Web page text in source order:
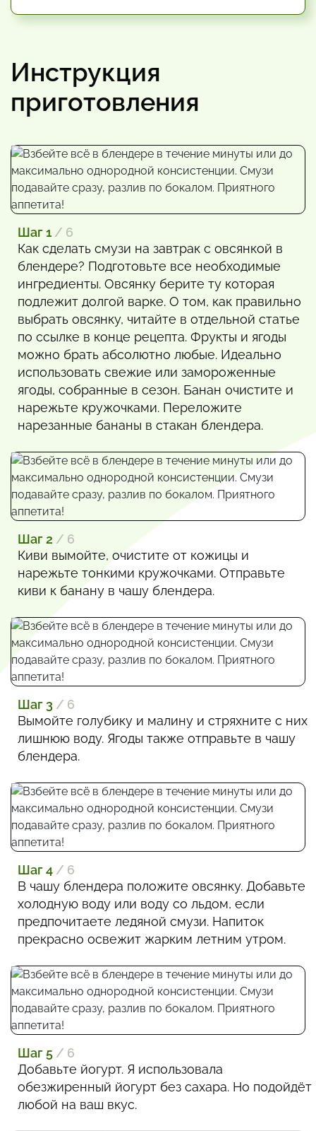
Инструкция
приготовления
Шаг 1 / 6
Как сделать смузи на завтрак с овсянкой в
блендере? Подготовьте все необходимые
ингредиенты. Овсянку берите ту которая
подлежит долгой варке. О том, как правильно
выбрать овсянку, читайте в отдельной статье
по ссылке в конце рецепта. Фрукты и ягоды
можно брать абсолютно любые. Идеально
использовать свежие или замороженные
ягоды, собранные в сезон. Банан очистите и
нарежьте кружочками. Переложите
нарезанные бананы в стакан блендера.
Шаг 2 / 6
Киви вымойте, очистите от кожицы и
нарежьте тонкими кружочками. Отправьте
киви к банану в чашу блендера.
Шаг 3 / 6
Вымойте голубику и малину и стряхните с них
лишнюю воду. Ягоды также отправьте в чашу
блендера.
Шаг 4 / 6
В чашу блендера положите овсянку. Добавьте
холодную воду или воду со льдом, если
предпочитаете ледяной смузи. Напиток
прекрасно освежит жарким летним утром.
Шаг 5 / 6
Добавьте йогурт. Я использовала
обезжиренный йогурт без сахара. Но подойдёт
любой на ваш вкус.